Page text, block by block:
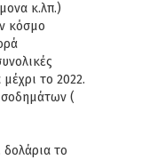
κ.λπ.)
κόσμο
το 2022.
(
το